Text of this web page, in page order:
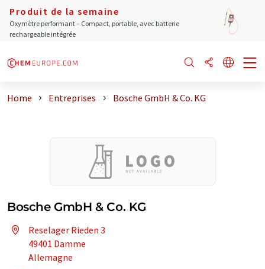
Produit de la semaine
Oxymètre performant – Compact, portable, avec batterie
rechargeable intégrée
Home Entreprises Bosche GmbH & Co. KG
Bosche GmbH & Co. KG
Reselager Rieden 3
49401 Damme
Allemagne